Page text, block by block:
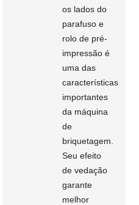
os lados do
parafuso e
rolo de pré-
impressão é
uma das
características
importantes
da máquina
de
briquetagem.
Seu efeito
de vedação
garante
melhor